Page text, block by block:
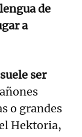
de
a
ser
o grandes
Hektoria,